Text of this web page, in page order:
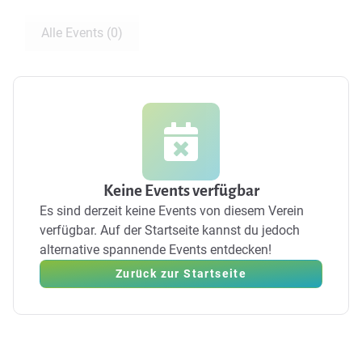
Alle Events (0)
Keine Events verfügbar
Es sind derzeit keine Events von diesem Verein
verfügbar. Auf der Startseite kannst du jedoch
alternative spannende Events entdecken!
Zurück zur Startseite